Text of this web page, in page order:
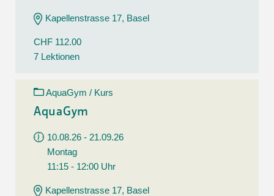
Kapellenstrasse 17, Basel
CHF 112.00
7 Lektionen
AquaGym / Kurs
AquaGym
10.08.26 - 21.09.26
Montag
11:15 - 12:00 Uhr
Kapellenstrasse 17, Basel